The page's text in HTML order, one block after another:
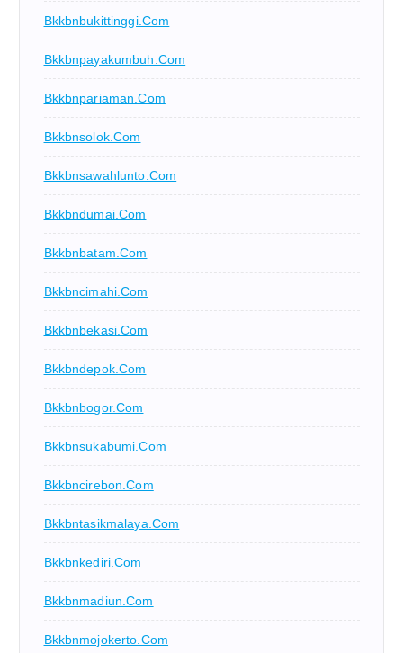
Bkkbnbukittinggi.com
Bkkbnpayakumbuh.com
Bkkbnpariaman.com
Bkkbnsolok.com
Bkkbnsawahlunto.com
Bkkbndumai.com
Bkkbnbatam.com
Bkkbncimahi.com
Bkkbnbekasi.com
Bkkbndepok.com
Bkkbnbogor.com
Bkkbnsukabumi.com
Bkkbncirebon.com
Bkkbntasikmalaya.com
Bkkbnkediri.com
Bkkbnmadiun.com
Bkkbnmojokerto.com